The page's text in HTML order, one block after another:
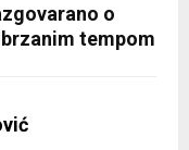
o
tempom